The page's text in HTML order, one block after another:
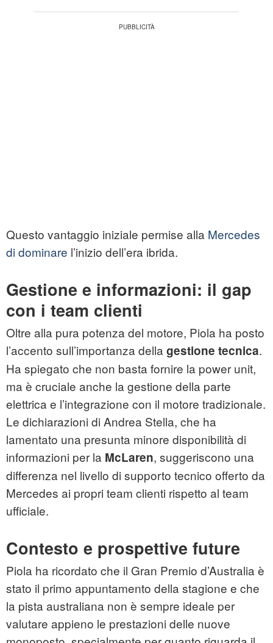
Questo vantaggio iniziale permise alla Mercedes
di dominare l’inizio dell’era ibrida.
Gestione e informazioni: il gap
con i team clienti
Oltre alla pura potenza del motore, Piola ha posto
l’accento sull’importanza della gestione tecnica.
Ha spiegato che non basta fornire la power unit,
ma è cruciale anche la gestione della parte
elettrica e l’integrazione con il motore tradizionale.
Le dichiarazioni di Andrea Stella, che ha
lamentato una presunta minore disponibilità di
informazioni per la McLaren, suggeriscono una
differenza nel livello di supporto tecnico offerto da
Mercedes ai propri team clienti rispetto al team
ufficiale.
Contesto e prospettive future
Piola ha ricordato che il Gran Premio d’Australia è
stato il primo appuntamento della stagione e che
la pista australiana non è sempre ideale per
valutare appieno le prestazioni delle nuove